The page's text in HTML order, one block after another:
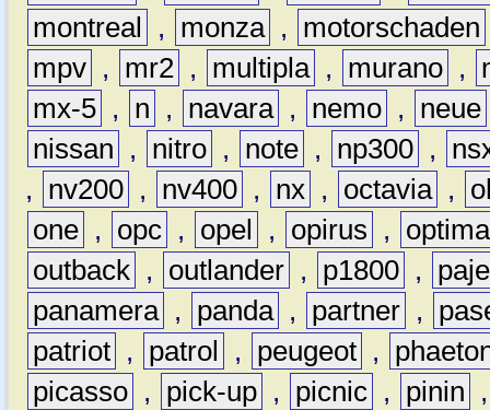
montreal
, monza , motorschaden
mpv , mr2 , multipla , murano ,
mx-5 , n , navara , nemo , neue
nissan
, nitro , note , np300 ,
,
nv200 , nv400 , nx , octavia ,
one , opc , opel , opirus ,
optima
outback , outlander , p1800 ,
panamera , panda , partner ,
patriot , patrol , peugeot ,
picasso , pick-up , picnic , pinin